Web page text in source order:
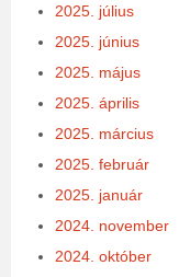
2025. július
2025. június
2025. május
2025. április
2025. március
2025. február
2025. január
2024. november
2024. október